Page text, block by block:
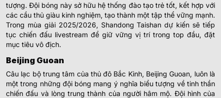
tượng. Đội bóng này sở hữu hệ thống đào tạo trẻ tốt, kết hợp với
các cầu thủ giàu kinh nghiệm, tạo thành một tập thể vững mạnh.
Trong mùa giải 2025/2026, Shandong Taishan dự kiến sẽ tiếp
tục chiến đấu livestream để giữ vững vị trí trong top đầu, đặt
mục tiêu vô địch.
Beijing Guoan
Câu lạc bộ trung tâm của thủ đô Bắc Kinh, Beijing Guoan, luôn là
một trong những đội bóng mang ý nghĩa biểu tượng về tinh thần
chiến đấu và lòng trung thành của người hâm mộ. Đội hình của